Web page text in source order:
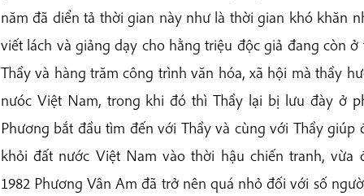
năm đã diển tả thời gian này như là thời gian khó khăn
viết lách và giảng dạy cho hằng triệu độc giả đang còn
Thầy và hàng trăm công trình văn hóa, xã hội mà thầy
nưóc Việt Nam, trong khi đó thì Thầy lại bị lưu đày ở
Phương bắt đầu tìm đến với Thầy và cùng với Thầy
khỏi đất nước Việt Nam vào thời hậu chiến tranh, vừa
1982 Phương Vân Am đã trở nên quá nhỏ đối với số